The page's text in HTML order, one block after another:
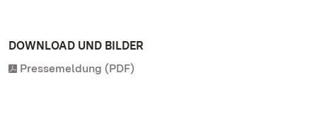
DOWNLOAD UND BILDER
Pressemeldung (PDF)